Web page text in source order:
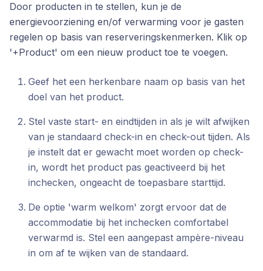
Door producten in te stellen, kun je de
energievoorziening en/of verwarming voor je gasten
regelen op basis van reserveringskenmerken. Klik op
'+Product' om een nieuw product toe te voegen.
Geef het een herkenbare naam op basis van het
doel van het product.
Stel vaste start- en eindtijden in als je wilt afwijken
van je standaard check-in en check-out tijden. Als
je instelt dat er gewacht moet worden op check-
in, wordt het product pas geactiveerd bij het
inchecken, ongeacht de toepasbare starttijd.
De optie 'warm welkom' zorgt ervoor dat de
accommodatie bij het inchecken comfortabel
verwarmd is. Stel een aangepast ampère-niveau
in om af te wijken van de standaard.